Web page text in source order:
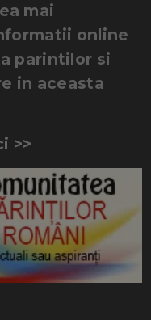
mai
online
parintilor si
in aceasta
>>